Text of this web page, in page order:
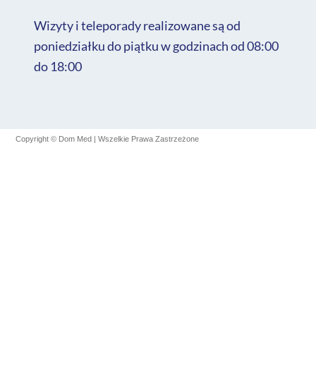
Wizyty i teleporady realizowane są od
poniedziałku do piątku w godzinach od 08:00
do 18:00
Copyright © Dom Med | Wszelkie Prawa Zastrzeżone